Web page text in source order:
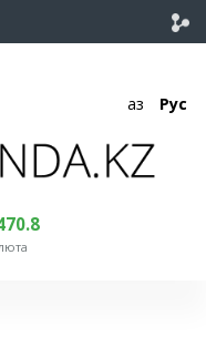
Қаз Рус
470.8